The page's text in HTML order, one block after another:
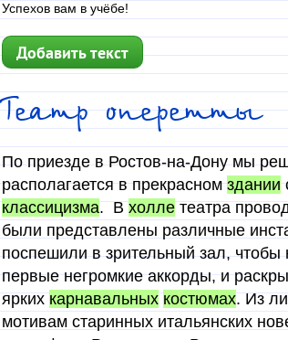
Успехов вам в учёбе!
Добавить текст
Театр оперетты
По приезде в Ростов-на-Дону мы
располагается в прекрасномздании
классицизма. Вхоллетеатра
были представлены различные
поспешили в зрительный зал, чтобы
первые негромкие аккорды, и
яркихкарнавальных костюмах. Из
мотивам старинных итальянских